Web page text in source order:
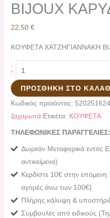
BIJOUX
22,50 €
ΚΟΥΦΕΤΑ ΧΑΤΖΗΓΙΑΝΝΑΚΗ
-
ΠΡΟΣΘΉΚΗ ΣΤΟ
Κωδικός προϊόντος:
ζαχαρωτά Ετικέτα: ΚΟΥΦΕΤΑ
ΤΗΛΕΦΩΝΙΚΕΣ ΠΑΡΑΓΓΕΛΙΕΣ:
Δωρεάν Μεταφορικά εντός
αντικείμενα)
Κερδίστε 10€ στην επόμενη
αγορές άνω των 100€)
Πλήρης κάλυψη &
Συμβουλές από ειδικούς